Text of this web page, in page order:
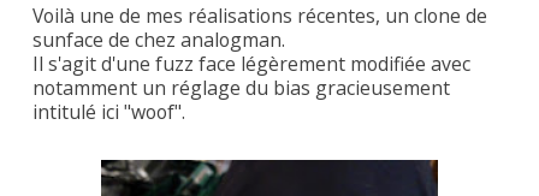
Voilà une de mes réalisations récentes, un clone de
sunface de chez analogman.
Il s'agit d'une fuzz face légèrement modifiée avec
notamment un réglage du bias gracieusement
intitulé ici "woof".